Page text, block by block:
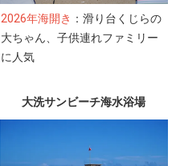
2026年海開き ：滑り台くじらの
大ちゃん、子供連れファミリー
に人気
大洗サンビーチ海水浴場